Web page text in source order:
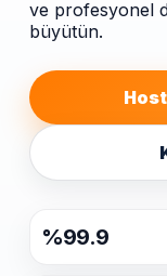
ve profesyonel
büyütün.
%99.9